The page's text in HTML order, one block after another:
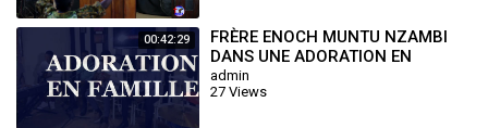
je suis déterminé ils
publieront mes louanges
Oh sud, ne retiens pas
Ce peuple que j’ai créé pour moi-même (x2)
*Composé et chanté par Trinidad 3ème Assemblée exodus
00:42:29
FRÈRE ENOCH MUNTU NZAMBI
DANS UNE ADORATION EN
FAMILLE.
admin
27 Views